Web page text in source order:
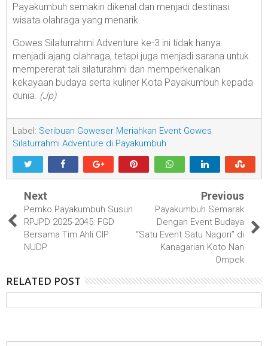
Payakumbuh semakin dikenal dan menjadi destinasi
wisata olahraga yang menarik.
Gowes Silaturrahmi Adventure ke-3 ini tidak hanya
menjadi ajang olahraga, tetapi juga menjadi sarana untuk
mempererat tali silaturahmi dan memperkenalkan
kekayaan budaya serta kuliner Kota Payakumbuh kepada
dunia. (Jp)
Label: Seribuan Goweser Meriahkan Event Gowes
Silaturrahmi Adventure di Payakumbuh
Next
Pemko Payakumbuh Susun
RPJPD 2025-2045: FGD
Bersama Tim Ahli CIP
NUDP
Previous
Payakumbuh Semarak
Dengan Event Budaya
“Satu Event Satu Nagori” di
Kanagarian Koto Nan
Ompek
RELATED POST